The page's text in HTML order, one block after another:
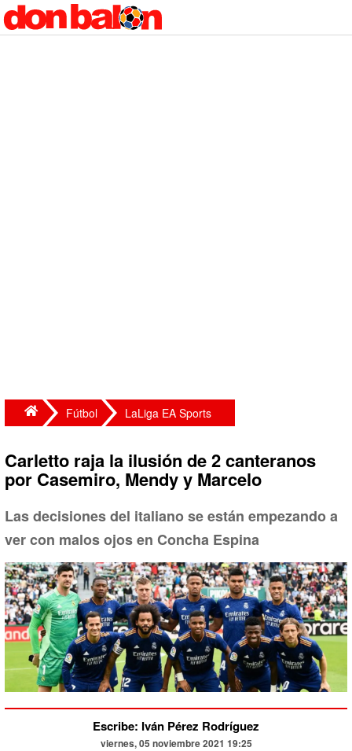
Fútbol LaLiga EA Sports
Carletto raja la ilusión de 2 canteranos
por Casemiro, Mendy y Marcelo
Las decisiones del italiano se están empezando a
ver con malos ojos en Concha Espina
Escribe: Iván Pérez Rodríguez
viernes, 05 noviembre 2021 19:25